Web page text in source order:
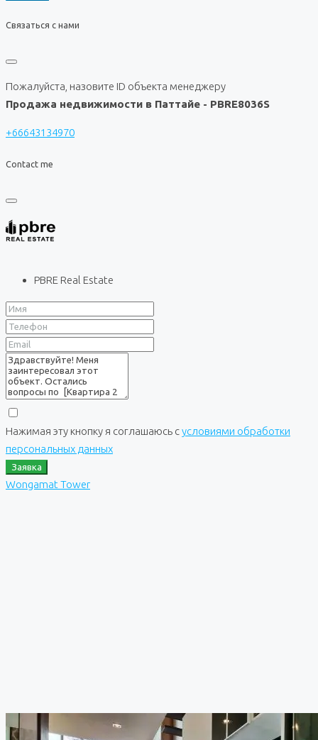
Связаться с нами
Пожалуйста, назовите ID объекта менеджеру
Продажа недвижимости в Паттайе - PBRE8036S
+66643134970
Contact me
PBRE Real Estate
Нажимая эту кнопку я соглашаюсь сусловиями обработки
персональных данных
Заявка
Wongamat Tower